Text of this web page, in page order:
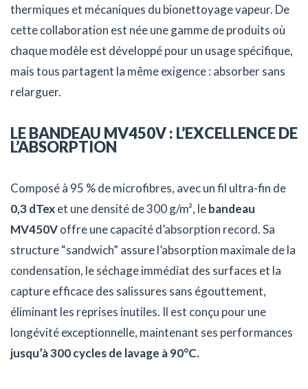
thermiques et mécaniques du bionettoyage vapeur. De
cette collaboration est née une gamme de produits où
chaque modèle est développé pour un usage spécifique,
mais tous partagent la même exigence : absorber sans
relarguer.
LE BANDEAU MV450V : L’EXCELLENCE DE
L’ABSORPTION
Composé à 95 % de microfibres, avec un fil ultra-fin de
0,3 dTexet une densité de 300 g/m², lebandeau
MV450Voffre une capacité d’absorption record. Sa
structure “sandwich” assure l’absorption maximale de la
condensation, le séchage immédiat des surfaces et la
capture efficace des salissures sans égouttement,
éliminant les reprises inutiles. Il est conçu pour une
longévité exceptionnelle, maintenant ses performances
jusqu’à 300 cycles de lavage à 90°C.